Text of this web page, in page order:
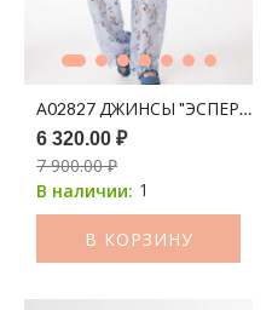
А02827 ДЖИНСЫ
6 320.00 ₽
7 900.00 ₽
В наличии: 1
В КОРЗИНУ